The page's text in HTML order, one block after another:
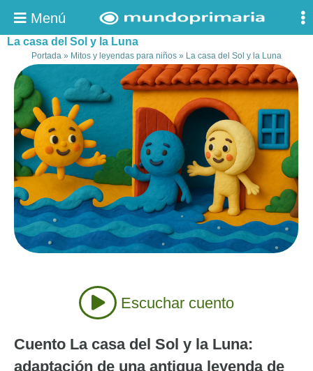
Menú
La casa del Sol y la Luna
Portada » Mitos y leyendas para niños » La casa del Sol y la Luna
Escuchar cuento
Cuento La casa del Sol y la Luna:
adaptación de una antigua leyenda de